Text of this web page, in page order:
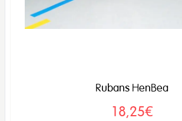
Rubans HenBea
18,25€